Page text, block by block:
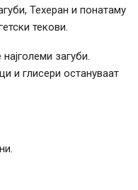
Техеран и понатаму
текови.
загуби.
и глисери остануваат